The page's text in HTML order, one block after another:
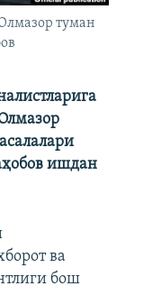
туман
ишдан
ва
бош